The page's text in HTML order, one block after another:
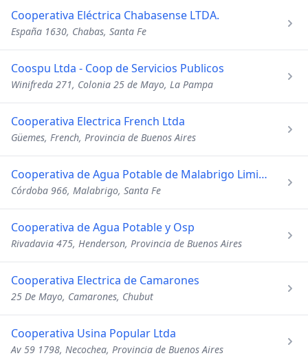
Cooperativa Eléctrica Chabasense LTDA.
España 1630, Chabas, Santa Fe
Coospu Ltda - Coop de Servicios Publicos
Winifreda 271, Colonia 25 de Mayo, La Pampa
Cooperativa Electrica French Ltda
Güemes, French, Provincia de Buenos Aires
Cooperativa de Agua Potable de Malabrigo Limitada
Córdoba 966, Malabrigo, Santa Fe
Cooperativa de Agua Potable y Osp
Rivadavia 475, Henderson, Provincia de Buenos Aires
Cooperativa Electrica de Camarones
25 De Mayo, Camarones, Chubut
Cooperativa Usina Popular Ltda
Av 59 1798, Necochea, Provincia de Buenos Aires